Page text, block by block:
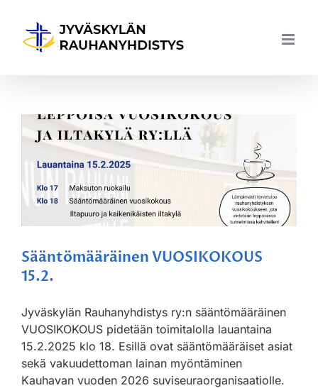
content
Sääntömääräinen VUOSIKOKOUS
15.2.
Jyväskylän Rauhanyhdistys ry:n sääntömääräinen
VUOSIKOKOUS pidetään toimitalolla lauantaina
15.2.2025 klo 18. Esillä ovat sääntömääräiset asiat
sekä vakuudettoman lainan myöntäminen
Kauhavan vuoden 2026 suviseuraorganisaatiolle.